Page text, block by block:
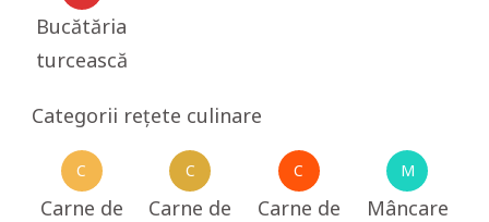
Bucătăria
turcească
Categorii rețete culinare
C
Carne de
C
Carne de
C
Carne de
M
Mâncare